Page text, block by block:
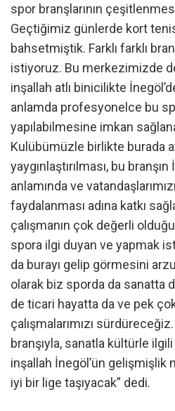
spor branşlarının
Geçtiğimiz günlerde kort
bahsetmiştik. Farklı farklı
istiyoruz. Bu merkezimizde
inşallah atlı binicilikte
anlamda profesyonelce bu
yapılabilmesine imkan
Kulübümüzle birlikte burada
yaygınlaştırılması, bu branşın
anlamında ve
faydalanması adına katkı
çalışmanın çok değerli
spora ilgi duyan ve yapmak
da burayı gelip görmesini
olarak biz sporda da sanatta
de ticari hayatta da ve pek
çalışmalarımızı
branşıyla, sanatla kültürle ilgili
inşallah İnegöl’ün gelişmişlik
iyi bir lige taşıyacak” dedi.